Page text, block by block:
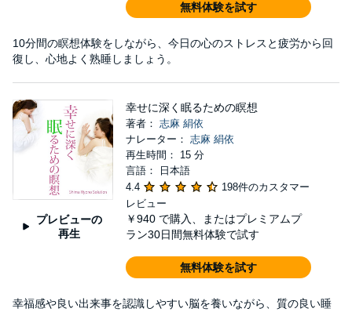
無料体験を試す
10分間の瞑想体験をしながら、今日の心のストレスと疲労から回
復し、心地よく熟睡しましょう。
プレビューの
再生
幸せに深く眠るための瞑想
著者： 志麻 絹依
ナレーター： 志麻 絹依
再生時間： 15 分
言語： 日本語
4.4
198件のカスタマー
レビュー
￥940 で購入、またはプレミアムプ
ラン30日間無料体験で試す
無料体験を試す
幸福感や良い出来事を認識しやすい脳を養いながら、質の良い睡